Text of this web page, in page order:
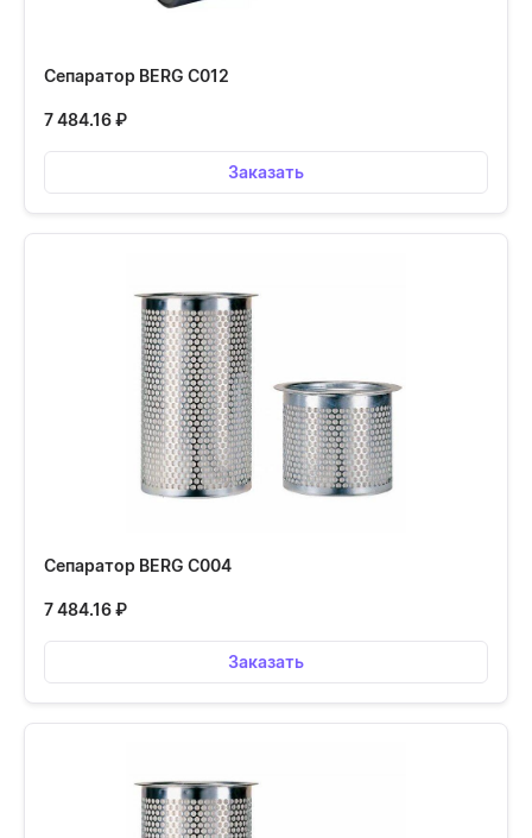
Сепаратор BERG С012
7 484.16₽
Заказать
Сепаратор BERG С004
7 484.16₽
Заказать